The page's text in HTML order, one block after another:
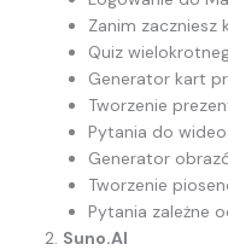
Zanim zaczniesz
Quiz
Generator kart
Tworzenie
Pytania do
Generator
Tworzenie
Pytania zależne
Suno.AI